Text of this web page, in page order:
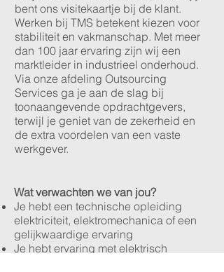
bent ons visitekaartje bij de klant.
Werken bij TMS betekent kiezen voor
stabiliteit en vakmanschap. Met meer
dan 100 jaar ervaring zijn wij een
marktleider in industrieel onderhoud.
Via onze afdeling Outsourcing
Services ga je aan de slag bij
toonaangevende opdrachtgevers,
terwijl je geniet van de zekerheid en
de extra voordelen van een vaste
werkgever.
Wat verwachten we van jou?
Je hebt een technische opleiding
elektriciteit, elektromechanica of een
gelijkwaardige ervaring
Je hebt ervaring met elektrisch